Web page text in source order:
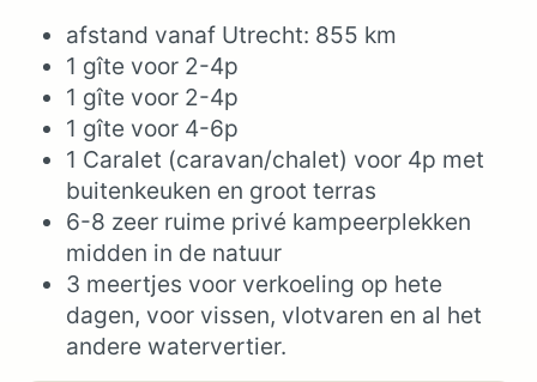
afstand vanaf Utrecht: 855 km
1 gîte voor 2-4p
1 gîte voor 2-4p
1 gîte voor 4-6p
1 Caralet (caravan/chalet) voor 4p met
buitenkeuken en groot terras
6-8 zeer ruime privé kampeerplekken
midden in de natuur
3 meertjes voor verkoeling op hete
dagen, voor vissen, vlotvaren en al het
andere watervertier.